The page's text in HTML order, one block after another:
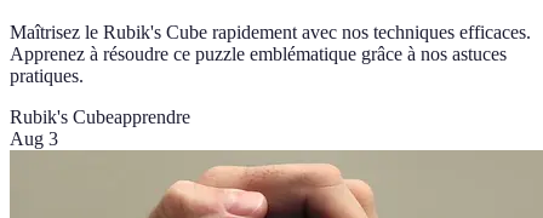
Maîtrisez le Rubik's Cube rapidement avec nos techniques efficaces.
Apprenez à résoudre ce puzzle emblématique grâce à nos astuces
pratiques.
Rubik's Cubeapprendre
Aug 3